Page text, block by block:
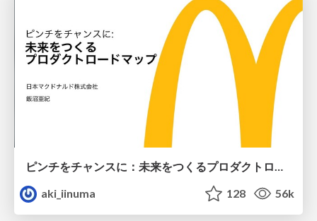
ピンチをチャンスに：未来をつくるプロダクトロードマップ #pmconf2020
aki_iinuma
128 56k